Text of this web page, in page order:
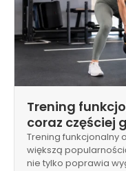
Trening
coraz częściej
Trening funkcjonalny
większą
nie tylko poprawia